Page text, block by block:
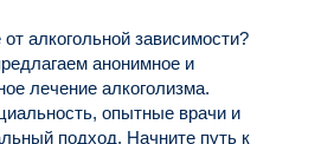
алкогольной зависимости?
анонимное и
лечение алкоголизма.
опытные врачи и
подход. Начните путь к